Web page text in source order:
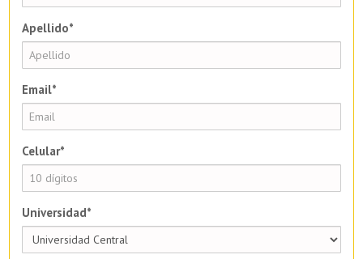
Apellido*
Email*
Celular*
Universidad*